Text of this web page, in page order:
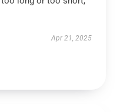
Apr 21, 2025